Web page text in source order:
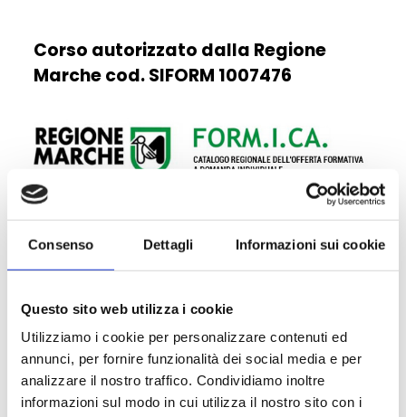
Consenso Dettagli Informazioni sui cookie
Questo sito web utilizza i cookie
Utilizziamo i cookie per personalizzare contenuti ed
annunci, per fornire funzionalità dei social media e per
analizzare il nostro traffico. Condividiamo inoltre
informazioni sul modo in cui utilizza il nostro sito con i
Corso autorizzato dalla Regione
Marche cod. SIFORM 1007476
La classe è a numero chiuso.
Le iscrizioni devono pervenire
30 maggio 2019.
Possibilità di un incontro prelimanare
con i docenti del corso previo